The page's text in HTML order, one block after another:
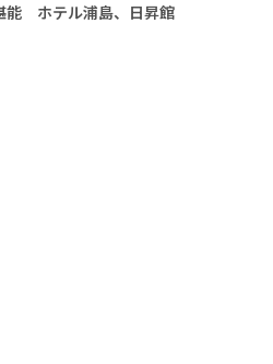
能 ホテル浦島、日昇館